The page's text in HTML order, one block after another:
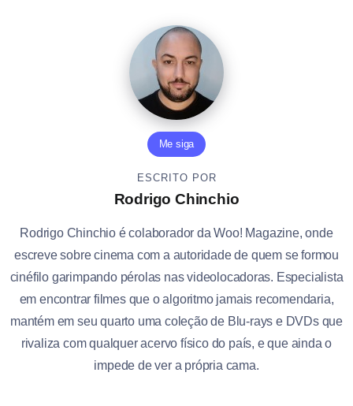
Me siga
ESCRITO POR
Rodrigo Chinchio
Rodrigo Chinchio é colaborador da Woo! Magazine, onde
escreve sobre cinema com a autoridade de quem se formou
cinéfilo garimpando pérolas nas videolocadoras. Especialista
em encontrar filmes que o algoritmo jamais recomendaria,
mantém em seu quarto uma coleção de Blu-rays e DVDs que
rivaliza com qualquer acervo físico do país, e que ainda o
impede de ver a própria cama.